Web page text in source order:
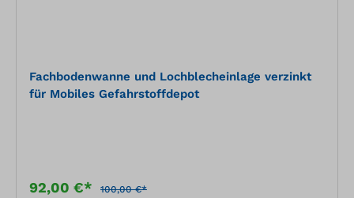
Fachbodenwanne und Lochblecheinlage verzinkt
für Mobiles Gefahrstoffdepot
92,00 €* 100,00 €*